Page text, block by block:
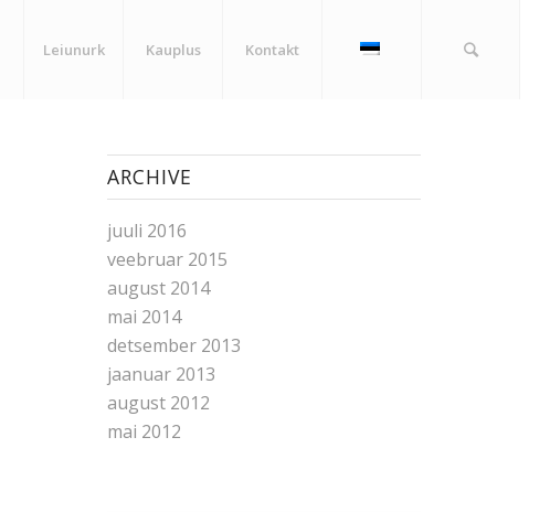
Leiunurk Kauplus Kontakt
ARCHIVE
juuli 2016
veebruar 2015
august 2014
mai 2014
detsember 2013
jaanuar 2013
august 2012
mai 2012